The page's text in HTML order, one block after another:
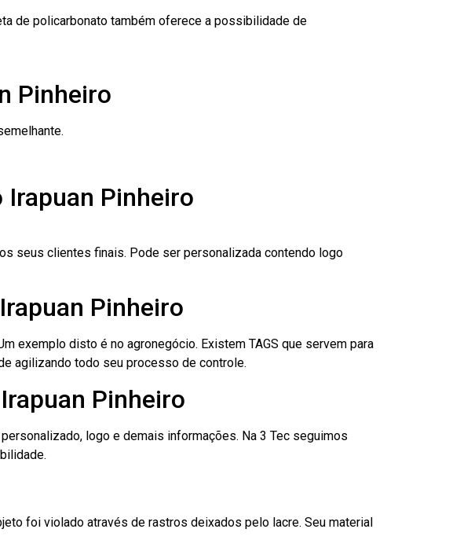
de policarbonato também oferece a possibilidade de
Pinheiro
Pinheiro
seus clientes finais. Pode ser personalizada contendo logo
Pinheiro
exemplo disto é no agronegócio. Existem TAGS que servem para
agilizando todo seu processo de controle.
Pinheiro
logo e demais informações. Na 3 Tec seguimos
foi violado através de rastros deixados pelo lacre. Seu material